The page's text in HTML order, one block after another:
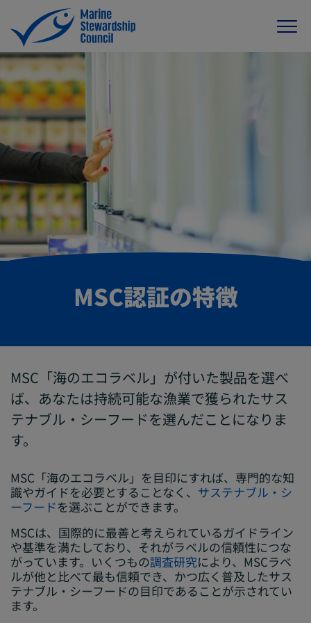
MSC認証の特徴
MSC「海のエコラベル」が付いた製品を選べ
ば、あなたは持続可能な漁業で獲られたサス
テナブル・シーフードを選んだことになりま
す。
MSC「海のエコラベル」を目印にすれば、専門的な知
識やガイドを必要とすることなく、 サステナブル・シ
ーフードを選ぶことができます。
MSCは、国際的に最善と考えられているガイドライン
や基準を満たしており、それがラベルの信頼性につな
がっています。いくつもの調査研究により、MSCラベ
ルが他と比べて最も信頼でき、かつ広く普及したサス
テナブル・シーフードの目印であることが示されてい
ます。